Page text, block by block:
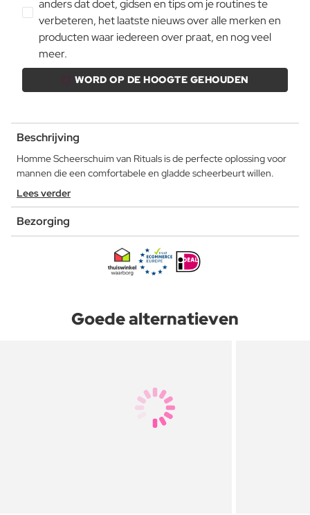
anders dat doet, gidsen en tips om je routines te
verbeteren, het laatste nieuws over alle merken en
producten waar iedereen over praat, en nog veel
meer.
WORD OP DE HOOGTE GEHOUDEN
Beschrijving
Homme Scheerschuim van Rituals is de perfecte oplossing voor
mannen die een comfortabele en gladde scheerbeurt willen.
Lees verder
Bezorging
Goede alternatieven